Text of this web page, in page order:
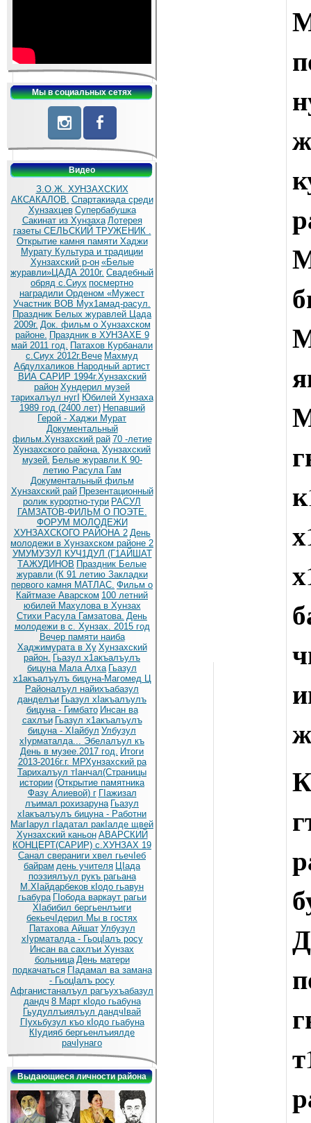
Мы в социальных сетях
Видео
З.О.Ж. ХУНЗАХСКИХ
АКСАКАЛОВ. Спартакиада среди
Хунзахцев Супербабушка
Сакинат из Хунзаха Лотерея
газеты СЕЛЬСКИЙ ТРУЖЕНИК .
Открытие камня памяти Хаджи
Мурату Культура и традиции
Хунзахский р-он «Белые
журавли»ЦАДА 2010г. Cвадебный
обряд c.Сиух посмертно
наградили Орденом «Мужест
Участник ВОВ Мух1амад-расул.
Праздник Белых журавлей Цада
2009г. Док. фильм о Хунзахском
районе. Праздник в ХУНЗАХЕ 9
май 2011 год. Патахов Курбанали
с.Сиух 2012г.Вече Махмуд
Абдулхаликов Народный артист
ВИА САРИР 1994г.Хунзахский
район Хундерил музей
тарихалъул нугI Юбилей Хунзаха
1989 год (2400 лет) Непавший
Герой - Хаджи Мурат
Документальный
фильм.Хунзахский рай 70 -летие
Хунзахского района. Хунзахский
музей. Белые журавли.К 90-
летию Расула Гам
Документальный фильм
Хунзахский рай Презентационный
ролик курортно-тури РАСУЛ
ГАМЗАТОВ-ФИЛЬМ О ПОЭТЕ.
ФОРУМ МОЛОДЕЖИ
ХУНЗАХСКОГО РАЙОНА 2 День
молодежи в Хунзахском районе 2
УМУМУЗУЛ КУЧ1ДУЛ (Г1АЙШАТ
ТАЖУДИНОВ Праздник Белые
журавли (К 91 летию Закладки
первого камня МАТЛАС. Фильм о
Кайтмазе Аварском 100 летний
юбилей Махулова в Хунзах
Стихи Расула Гамзатова. День
молодежи в с. Хунзах. 2015 год
Вечер памяти наиба
Хаджимурата в Ху Хунзахский
район. Гьазул х1акъалъулъ
бицуна Мала Алха Гьазул
х1акъалъулъ бицуна-Магомед Ц
Районалъул найихъабазул
данделъи Гьазул хIакъалъулъ
бицуна - Гимбато Инсан ва
сахлъи Гьазул х1акъалъулъ
бицуна - ХIайбул Улбузул
хIурматалда... Эбелалъул къ
День в музее.2017 год. Итоги
2013-2016г.г. МРХунзахский ра
Тарихалъул тIанчал(Страницы
истории (Открытие памятника
Фазу Алиевой) г ГIажизал
лъимал рохизаруна Гьазул
хIакъалъулъ бицуна - Работни
МагIарул гIадатал ракIалде щвей
Хунзахский каньон АВАРСКИЙ
КОНЦЕРТ(САРИР) с.ХУНЗАХ 19
Санал свераниги хвел гьечIеб
байрам день учителя ЦIада
поэзиялъул рукъ рагьана
М.ХIайдарбеков кIодо гьавун
гьабура ГIобода варкаут рагьи
ХIабибил бергьенлъиги
бекьечIдерил Мы в гостях
Патахова Айшат Улбузул
хIурматалда - ГьоцIалъ росу
Инсан ва сахлъи Хунзах
больница День матери
подкачаться ГIадамал ва замана
- ГьоцIалъ росу
Афганистаналъул рагъухъабазул
дандч 8 Март кIодо гьабуна
Гьудуллъиялъул дандчIвай
ГIухьбузул къо кIодо гьабуна
КIудияб бергьенлъиялде
рачIунаго
Выдающиеся личности района